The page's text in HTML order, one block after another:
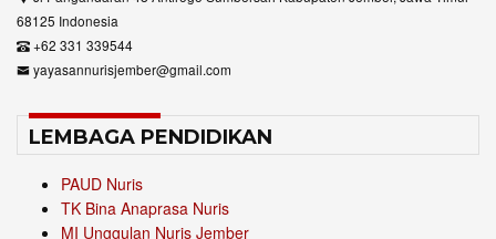
68125 Indonesia
+62 331 339544
yayasannurisjember@gmail.com
LEMBAGA PENDIDIKAN
PAUD Nuris
TK Bina Anaprasa Nuris
MI Unggulan Nuris Jember